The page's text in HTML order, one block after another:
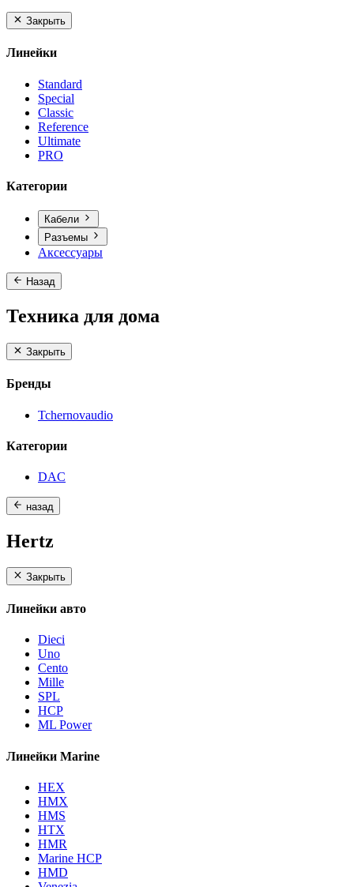
Закрыть
Линейки
Standard
Special
Classic
Reference
Ultimate
PRO
Категории
Кабели
Разъемы
Аксессуары
Назад
Техника для дома
Закрыть
Бренды
Tchernovaudio
Категории
DAC
назад
Hertz
Закрыть
Линейки авто
Dieci
Uno
Cento
Mille
SPL
HCP
ML Power
Линейки Marine
HEX
HMX
HMS
HTX
HMR
Marine HCP
HMD